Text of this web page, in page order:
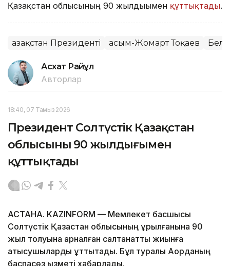
Қазақстан облысының 90 жылдығымен құттықтады.
Қазақстан Президенті Қасым-Жомарт Тоқаев
Асхат Райқұл
Авторлар
18:40, 07 Тамыз 2026
Президент Солтүстік Қазақстан
облысының 90 жылдығымен
құттықтады
АСТАНА. KAZINFORM — Мемлекет басшысы
Солтүстік Қазақстан облысының құрылғанына 90
жыл толуына арналған салтанатты жиынға
қатысушыларды құттықтады. Бұл туралы Ақорданың
баспасөз қызметі хабарлады.